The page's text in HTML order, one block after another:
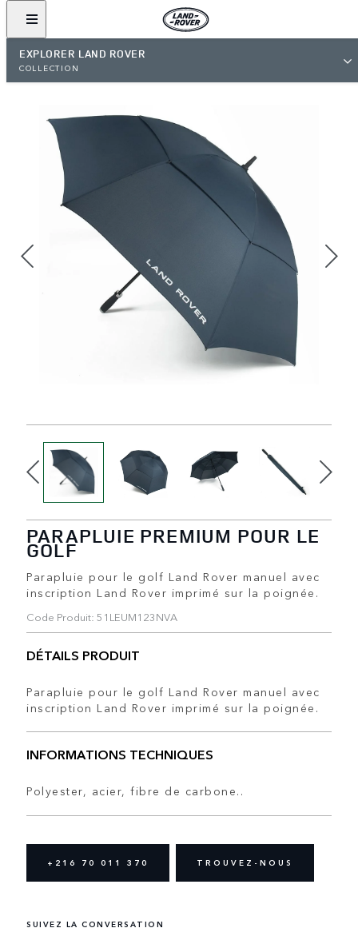
EXPLORER LAND ROVER
COLLECTION
PARAPLUIE PREMIUM POUR LE
GOLF
Parapluie pour le golf Land Rover manuel avec
inscription Land Rover imprimé sur la poignée.
Code Produit: 51LEUM123NVA
DÉTAILS PRODUIT
Parapluie pour le golf Land Rover manuel avec
inscription Land Rover imprimé sur la poignée.
INFORMATIONS TECHNIQUES
Polyester, acier, fibre de carbone..
+216 70 011 370 TROUVEZ-NOUS
SUIVEZ LA CONVERSATION